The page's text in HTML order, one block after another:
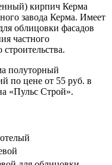
кирпич Керма
завода Керма. Имеет
облицовки фасадов
частного
полуторный
по цене от 55 руб. в
«Пульс Строй».